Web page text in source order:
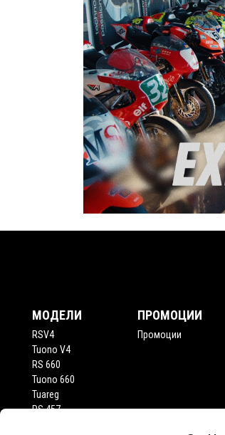
МОДЕЛИ
RSV4
Tuono V4
RS 660
Tuono 660
Tuareg
RS 457
ПРОМОЦИИ
Промоции